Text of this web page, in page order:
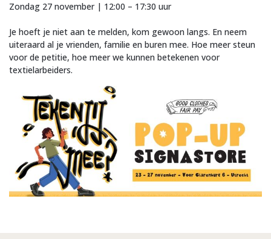
Zondag 27 november | 12:00 – 17:30 uur
Je hoeft je niet aan te melden, kom gewoon langs. En neem
uiteraard al je vrienden, familie en buren mee. Hoe meer steun
voor de petitie, hoe meer we kunnen betekenen voor
textielarbeiders.